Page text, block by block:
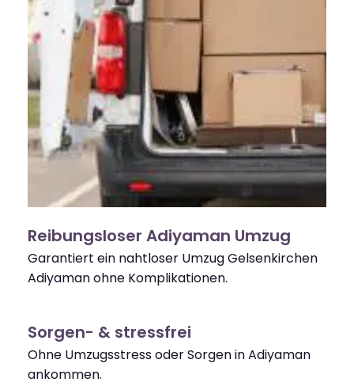
Reibungsloser Adiyaman Umzug
Garantiert ein nahtloser Umzug Gelsenkirchen
Adiyaman ohne Komplikationen.
Sorgen- & stressfrei
Ohne Umzugsstress oder Sorgen in Adiyaman
ankommen.